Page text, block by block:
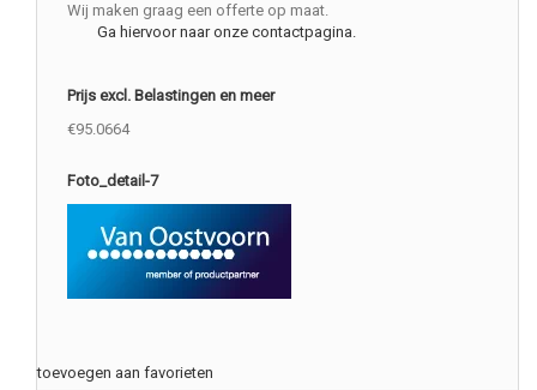
Wij maken graag een offerte op maat.
Ga hiervoor naar onze contactpagina.
Prijs excl. Belastingen en meer
€95.0664
Foto_detail-7
toevoegen aan favorieten